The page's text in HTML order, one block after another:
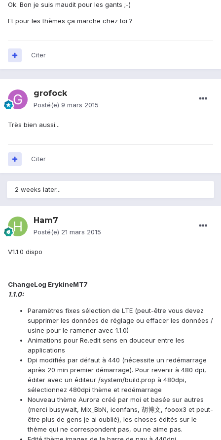
Ok. Bon je suis maudit pour les gants ;-)
Et pour les thèmes ça marche chez toi ?
Citer
grofock
Posté(e) 9 mars 2015
Très bien aussi...
Citer
2 weeks later...
Ham7
Posté(e) 21 mars 2015
V1.1.0 dispo
ChangeLog ErykineMT7
1.1.0:
Paramètres fixes sélection de LTE (peut-être vous devez
supprimer les données de réglage ou effacer les données /
usine pour le ramener avec 1.1.0)
Animations pour Re.edit sens en douceur entre les
applications
Dpi modifiés par défaut à 440 (nécessite un redémarrage
après 20 min premier démarrage). Pour revenir à 480 dpi,
éditer avec un éditeur /system/build.prop à 480dpi,
sélectionnez 480dpi thème et redémarrage
Nouveau thème Aurora créé par moi et basée sur autres
(merci busywait, Mix_BbN, iconfans, 胡博文, fooox3 et peut-
être plus de gens je ai oublié), les choses édités sur le
thème qui ne correspondent pas, ou ne aime pas.